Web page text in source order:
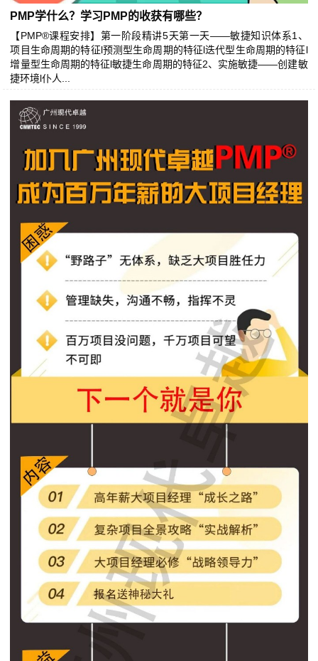
PMP学什么？学习PMP的收获有哪些？
【PMP®课程安排】第一阶段精讲5天第一天——敏捷知识体系1、
项目生命周期的特征l预测型生命周期的特征l迭代型生命周期的特征l
增量型生命周期的特征l敏捷生命周期的特征2、实施敏捷——创建敏
捷环境l仆人...